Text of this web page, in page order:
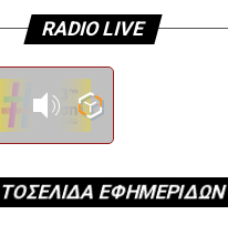
RADIO LIVE
ΕΦΗΜΕΡΙΔΩΝ